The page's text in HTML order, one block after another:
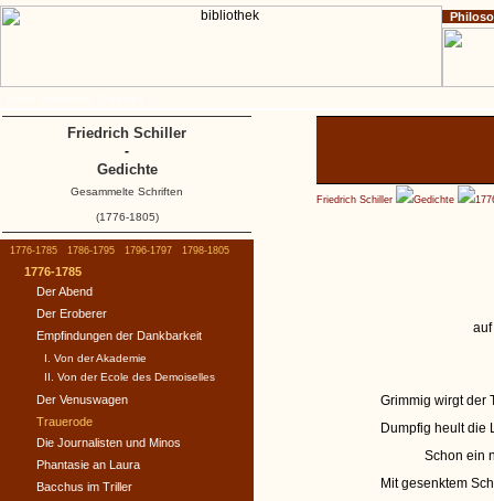
Friedrich Schiller Gedichte
Grimmig wirgt der
Dumpfig heult die
Schon ein
Mit gesenktem
1776-1785 1786-1795 1796-1797 1798-1805
1776-1785
Der Abend
Der Eroberer
Empfindungen der Dankbarkeit
I. Von der Akademie
II. Von der Ecole des Demoiselles
Der Venuswagen
Trauerode
Die Journalisten und Minos
Phantasie an Laura
Bacchus im Triller
Friedrich Schiller
-
Gedichte
Gesammelte Schriften
(1776-1805)